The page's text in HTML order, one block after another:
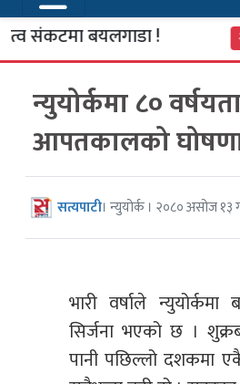
संकटमा बयलगाडा !
न्युयोर्कमा ८०
आपतकालको
सत्यपाटी। न्युयोर्क । २०८० असोज १३
भारी वर्षाले न्युयोर्कमा
सिर्जना भएको छ ।
पानी पछिल्लो दशकमा